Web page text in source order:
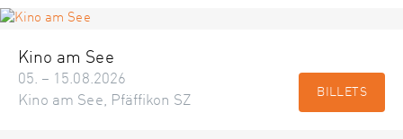
Kino am See
05. – 15.08.2026
Kino am See, Pfäffikon SZ
BILLETS